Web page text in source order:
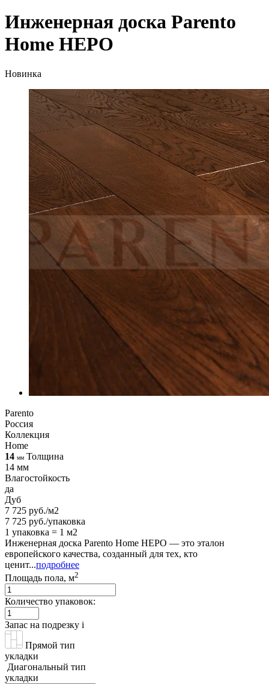
Инженерная доска Parento
Home НЕРО
Новинка
Parento
Россия
Коллекция
Home
14 мм Толщина
14 мм
Влагостойкость
да
Дуб
7 725 руб./м2
7 725 руб./упаковка
1 упаковка = 1 м2
Инженерная доска Parento Home НЕРО — это эталон
европейского качества, созданный для тех, кто
ценит...подробнее
Площадь пола, м2
Количество упаковок:
Запас на подрезку i
Прямой тип
укладки
Диагональный тип
укладки